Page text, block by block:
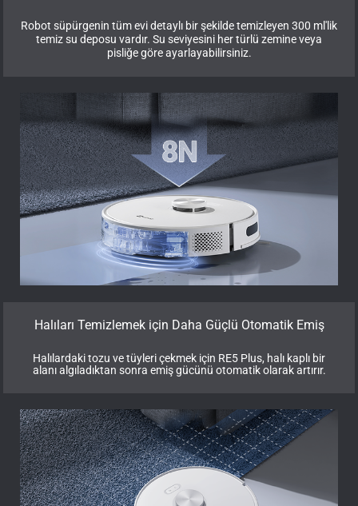
Robot süpürgenin tüm evi detaylı bir şekilde temizleyen 300 ml'lik
temiz su deposu vardır. Su seviyesini her türlü zemine veya
pisliğe göre ayarlayabilirsiniz.
Halıları Temizlemek için Daha Güçlü Otomatik Emiş
Halılardaki tozu ve tüyleri çekmek için RE5 Plus, halı kaplı bir
alanı algıladıktan sonra emiş gücünü otomatik olarak artırır.